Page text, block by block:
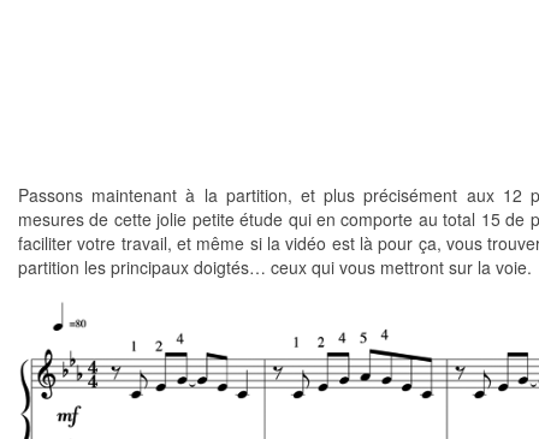
Passons maintenant à la partition, et plus précisément aux 12
mesures de cette jolie petite étude qui en comporte au total 15 de
faciliter votre travail, et même si la vidéo est là pour ça, vous
partition les principaux doigtés… ceux qui vous mettront sur la voie.